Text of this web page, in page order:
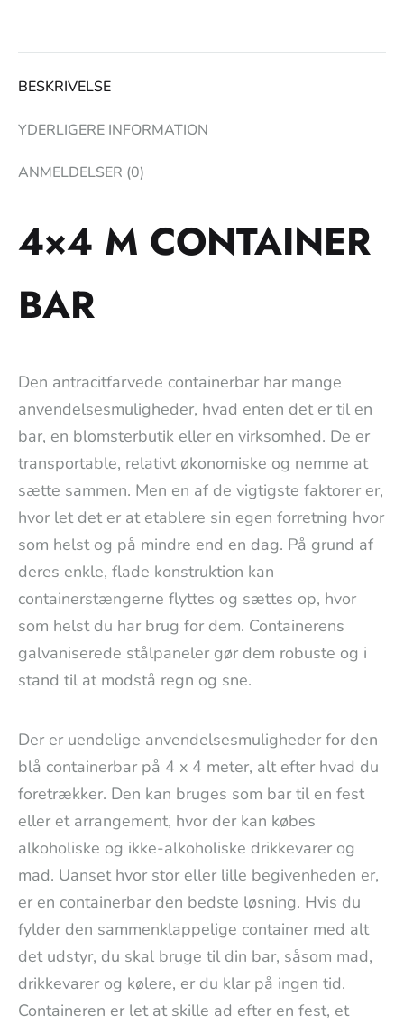
BESKRIVELSE
YDERLIGERE INFORMATION
ANMELDELSER (0)
4×4 M CONTAINER
BAR
Den antracitfarvede containerbar har mange
anvendelsesmuligheder, hvad enten det er til en
bar, en blomsterbutik eller en virksomhed. De er
transportable, relativt økonomiske og nemme at
sætte sammen. Men en af de vigtigste faktorer er,
hvor let det er at etablere sin egen forretning hvor
som helst og på mindre end en dag. På grund af
deres enkle, flade konstruktion kan
containerstængerne flyttes og sættes op, hvor
som helst du har brug for dem. Containerens
galvaniserede stålpaneler gør dem robuste og i
stand til at modstå regn og sne.
Der er uendelige anvendelsesmuligheder for den
blå containerbar på 4 x 4 meter, alt efter hvad du
foretrækker. Den kan bruges som bar til en fest
eller et arrangement, hvor der kan købes
alkoholiske og ikke-alkoholiske drikkevarer og
mad. Uanset hvor stor eller lille begivenheden er,
er en containerbar den bedste løsning. Hvis du
fylder den sammenklappelige container med alt
det udstyr, du skal bruge til din bar, såsom mad,
drikkevarer og kølere, er du klar på ingen tid.
Containeren er let at skille ad efter en fest, et